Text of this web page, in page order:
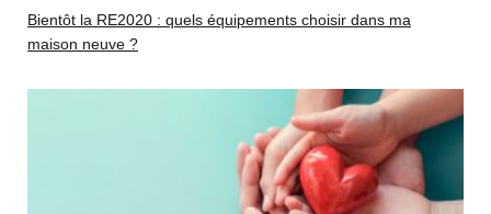
Bientôt la RE2020 : quels équipements choisir dans ma
maison neuve ?